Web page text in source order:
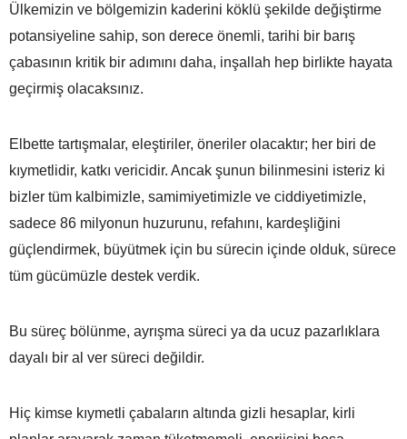
Ülkemizin ve bölgemizin kaderini köklü şekilde değiştirme
potansiyeline sahip, son derece önemli, tarihi bir barış
çabasının kritik bir adımını daha, inşallah hep birlikte hayata
geçirmiş olacaksınız.
Elbette tartışmalar, eleştiriler, öneriler olacaktır; her biri de
kıymetlidir, katkı vericidir. Ancak şunun bilinmesini isteriz ki
bizler tüm kalbimizle, samimiyetimizle ve ciddiyetimizle,
sadece 86 milyonun huzurunu, refahını, kardeşliğini
güçlendirmek, büyütmek için bu sürecin içinde olduk, sürece
tüm gücümüzle destek verdik.
Bu süreç bölünme, ayrışma süreci ya da ucuz pazarlıklara
dayalı bir al ver süreci değildir.
Hiç kimse kıymetli çabaların altında gizli hesaplar, kirli